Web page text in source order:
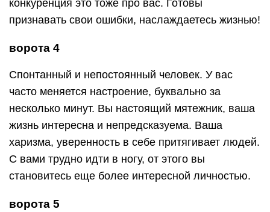
конкуренция это тоже про вас. Готовы
признавать свои ошибки, наслаждаетесь жизнью!
ворота 4
Спонтанный и непостоянный человек. У вас
часто меняется настроение, буквально за
несколько минут. Вы настоящий мятежник, ваша
жизнь интересна и непредсказуема. Ваша
харизма, уверенность в себе притягивает людей.
С вами трудно идти в ногу, от этого вы
становитесь еще более интересной личностью.
ворота 5